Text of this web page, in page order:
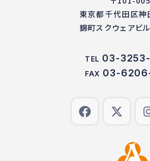
東京都千代田区
錦町スクウェアビ
TEL 03-
FAX 03-